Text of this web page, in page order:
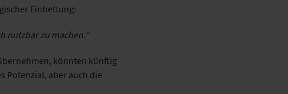
Einbettung:
nutzbar zu machen.“
könnten künftig
Potenzial, aber auch die